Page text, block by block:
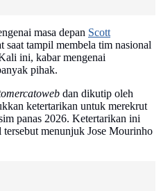
masa depan Scott
saat tampil membela tim nasional
ini, kabar mengenai
pihak.
dan dikutip oleh
ketertarikan untuk merekrut
panas 2026. Ketertarikan ini
menunjuk Jose Mourinho